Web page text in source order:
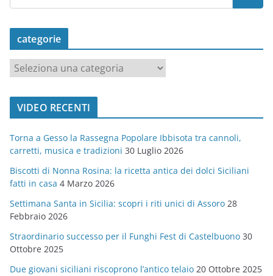
categorie
t
o
r
i
e
VIDEO RECENTI
Torna a Gesso la Rassegna Popolare Ibbisota tra cannoli,
carretti, musica e tradizioni 30 Luglio 2026
Biscotti di Nonna Rosina: la ricetta antica dei dolci Siciliani
fatti in casa 4 Marzo 2026
Settimana Santa in Sicilia: scopri i riti unici di Assoro 28
Febbraio 2026
Straordinario successo per il Funghi Fest di Castelbuono 30
Ottobre 2025
Due giovani siciliani riscoprono l’antico telaio 20 Ottobre 2025